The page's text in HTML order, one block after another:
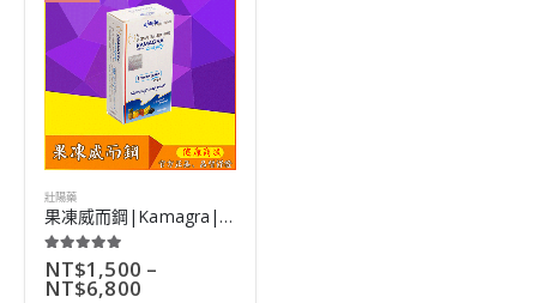
壯陽藥
果凍威而鋼|Kamagra|全新水果味液態威|多種口味可選|7小包
5.00 out of 5
NT$1,500 –
NT$6,800